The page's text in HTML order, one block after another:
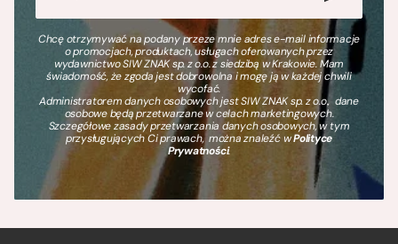
Chcę otrzymywać na podany przeze mnie adres e-mail informacje
o promocjach, produktach, usługach oferowanych przez
wydawnictwo SIW ZNAK sp. z o.o. z siedzibą w Krakowie. Mam
świadomość, że zgoda jest dobrowolna i mogę ją w każdej chwili
wycofać.
Administratorem danych osobowych jest SIW ZNAK sp. z o.o., dane
osobowe będą przetwarzane w celach marketingowych.
Szczegółowe zasady przetwarzania danych osobowych, w tym
przysługujących Ci prawach, można znaleźć wPolityce
Prywatności.